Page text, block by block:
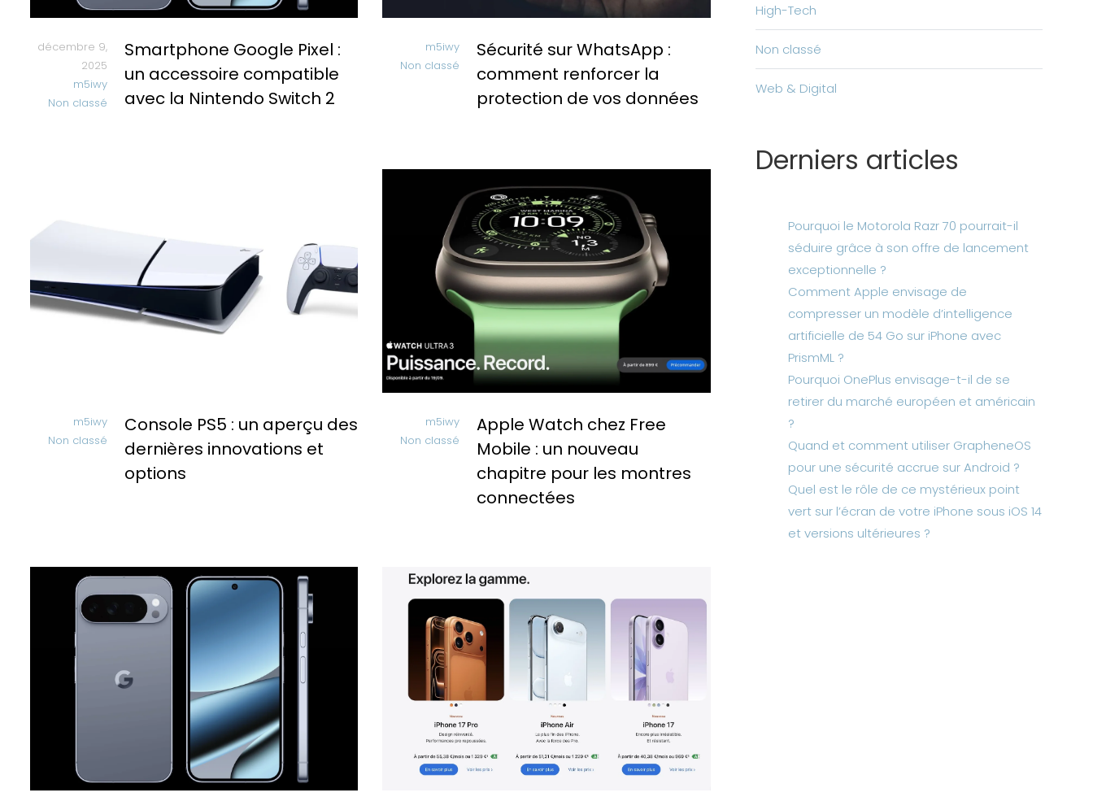
décembre 9,
2025
m5iwy
Non classé
Smartphone Google Pixel :
un accessoire compatible
avec la Nintendo Switch 2
m5iwy
Non classé
Sécurité sur WhatsApp :
comment renforcer la
protection de vos données
m5iwy
Non classé
Console PS5 : un aperçu des
dernières innovations et
options
m5iwy
Non classé
Apple Watch chez Free
Mobile : un nouveau
chapitre pour les montres
connectées
High-Tech
Non classé
Web & Digital
Derniers articles
Pourquoi le Motorola Razr 70 pourrait-il
séduire grâce à son offre de lancement
exceptionnelle ?
Comment Apple envisage de
compresser un modèle d’intelligence
artificielle de 54 Go sur iPhone avec
PrismML ?
Pourquoi OnePlus envisage-t-il de se
retirer du marché européen et américain
?
Quand et comment utiliser GrapheneOS
pour une sécurité accrue sur Android ?
Quel est le rôle de ce mystérieux point
vert sur l’écran de votre iPhone sous iOS 14
et versions ultérieures ?